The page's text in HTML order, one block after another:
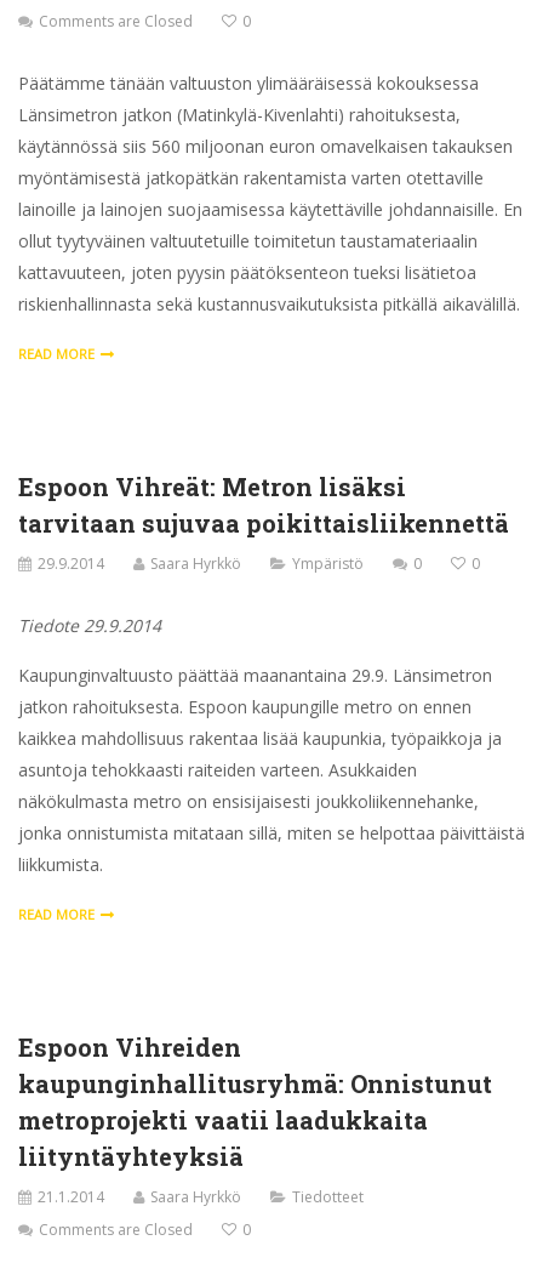
Comments are Closed
0
Päätämme tänään valtuuston ylimääräisessä kokouksessa
Länsimetron jatkon (Matinkylä-Kivenlahti) rahoituksesta,
käytännössä siis 560 miljoonan euron omavelkaisen takauksen
myöntämisestä jatkopätkän rakentamista varten otettaville
lainoille ja lainojen suojaamisessa käytettäville johdannaisille. En
ollut tyytyväinen valtuutetuille toimitetun taustamateriaalin
kattavuuteen, joten pyysin päätöksenteon tueksi lisätietoa
riskienhallinnasta sekä kustannusvaikutuksista pitkällä aikavälillä.
READ MORE
Espoon Vihreät: Metron lisäksi
tarvitaan sujuvaa poikittaisliikennettä
29.9.2014 Saara Hyrkkö Ympäristö 0 0
Tiedote 29.9.2014
Kaupunginvaltuusto päättää maanantaina 29.9. Länsimetron
jatkon rahoituksesta. Espoon kaupungille metro on ennen
kaikkea mahdollisuus rakentaa lisää kaupunkia, työpaikkoja ja
asuntoja tehokkaasti raiteiden varteen. Asukkaiden
näkökulmasta metro on ensisijaisesti joukkoliikennehanke,
jonka onnistumista mitataan sillä, miten se helpottaa päivittäistä
liikkumista.
READ MORE
Espoon Vihreiden
kaupunginhallitusryhmä: Onnistunut
metroprojekti vaatii laadukkaita
liityntäyhteyksiä
21.1.2014 Saara Hyrkkö
Tiedotteet
Comments are Closed
0